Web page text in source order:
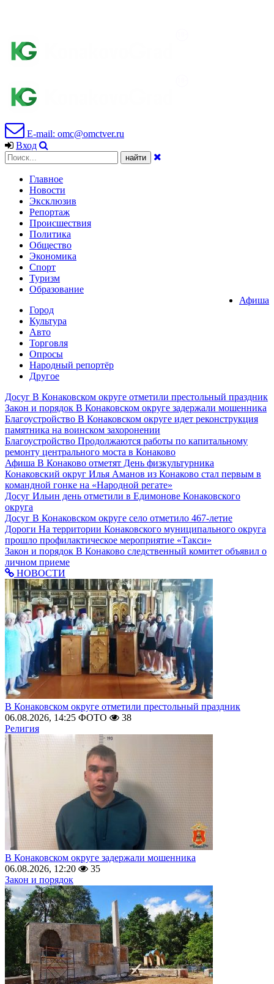
E-mail: omc@omctver.ru
Вход
Главное
Новости
Эксклюзив
Репортаж
Происшествия
Политика
Общество
Экономика
Спорт
Туризм
Образование
Афиша
Город
Культура
Авто
Торговля
Опросы
Народный репортёр
Другое
Досуг В Конаковском округе отметили престольный праздник
Закон и порядок В Конаковском округе задержали мошенника
Благоустройство В Конаковском округе идет реконструкция
памятника на воинском захоронении
Благоустройство Продолжаются работы по капитальному
ремонту центрального моста в Конаково
Афиша В Конаково отметят День физкультурника
Конаковский округ Илья Аманов из Конаково стал первым в
командной гонке на «Народной регате»
Досуг Ильин день отметили в Едимонове Конаковского
округа
Досуг В Конаковском округе село отметило 467-летие
Дороги На территории Конаковского муниципального округа
прошло профилактическое мероприятие «Такси»
Закон и порядок В Конаково следственный комитет объявил о
личном приеме
НОВОСТИ
В Конаковском округе отметили престольный праздник
06.08.2026, 14:25 ФОТО
38
Религия
В Конаковском округе задержали мошенника
06.08.2026, 12:20
35
Закон и порядок